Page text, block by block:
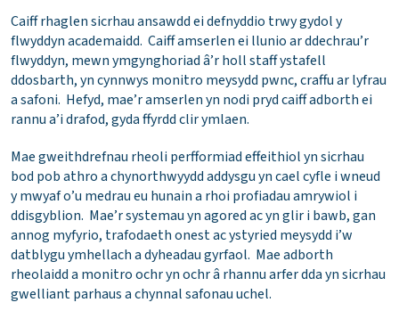
Caiff rhaglen sicrhau ansawdd ei defnyddio trwy gydol y
flwyddyn academaidd. Caiff amserlen ei llunio ar ddechrau’r
flwyddyn, mewn ymgynghoriad â’r holl staff ystafell
ddosbarth, yn cynnwys monitro meysydd pwnc, craffu ar lyfrau
a safoni. Hefyd, mae’r amserlen yn nodi pryd caiff adborth ei
rannu a’i drafod, gyda ffyrdd clir ymlaen.
Mae gweithdrefnau rheoli perfformiad effeithiol yn sicrhau
bod pob athro a chynorthwyydd addysgu yn cael cyfle i wneud
y mwyaf o’u medrau eu hunain a rhoi profiadau amrywiol i
ddisgyblion. Mae’r systemau yn agored ac yn glir i bawb, gan
annog myfyrio, trafodaeth onest ac ystyried meysydd i’w
datblygu ymhellach a dyheadau gyrfaol. Mae adborth
rheolaidd a monitro ochr yn ochr â rhannu arfer dda yn sicrhau
gwelliant parhaus a chynnal safonau uchel.